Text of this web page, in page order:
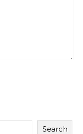
Search